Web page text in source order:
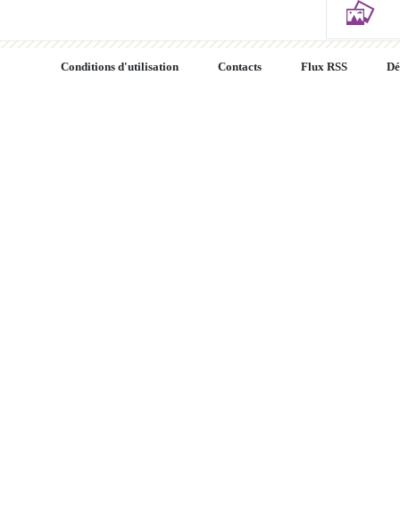
Conditions d'utilisation Contacts Flux RSS